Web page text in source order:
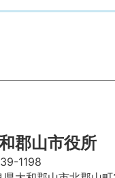
郡山市役所
1198